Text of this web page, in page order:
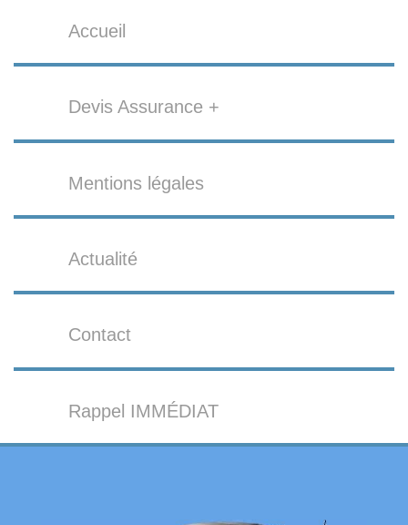
Accueil
Devis Assurance +
Mentions légales
Actualité
Contact
Rappel IMMÉDIAT